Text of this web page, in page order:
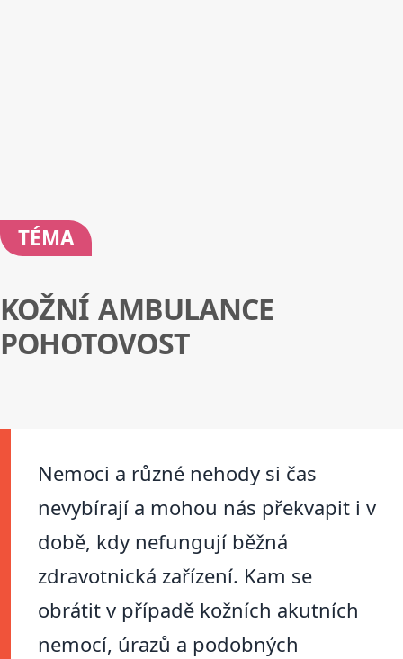
TÉMA
KOŽNÍ AMBULANCE
POHOTOVOST
Nemoci a různé nehody si čas
nevybírají a mohou nás překvapit i v
době, kdy nefungují běžná
zdravotnická zařízení. Kam se
obrátit v případě kožních akutních
nemocí, úrazů a podobných